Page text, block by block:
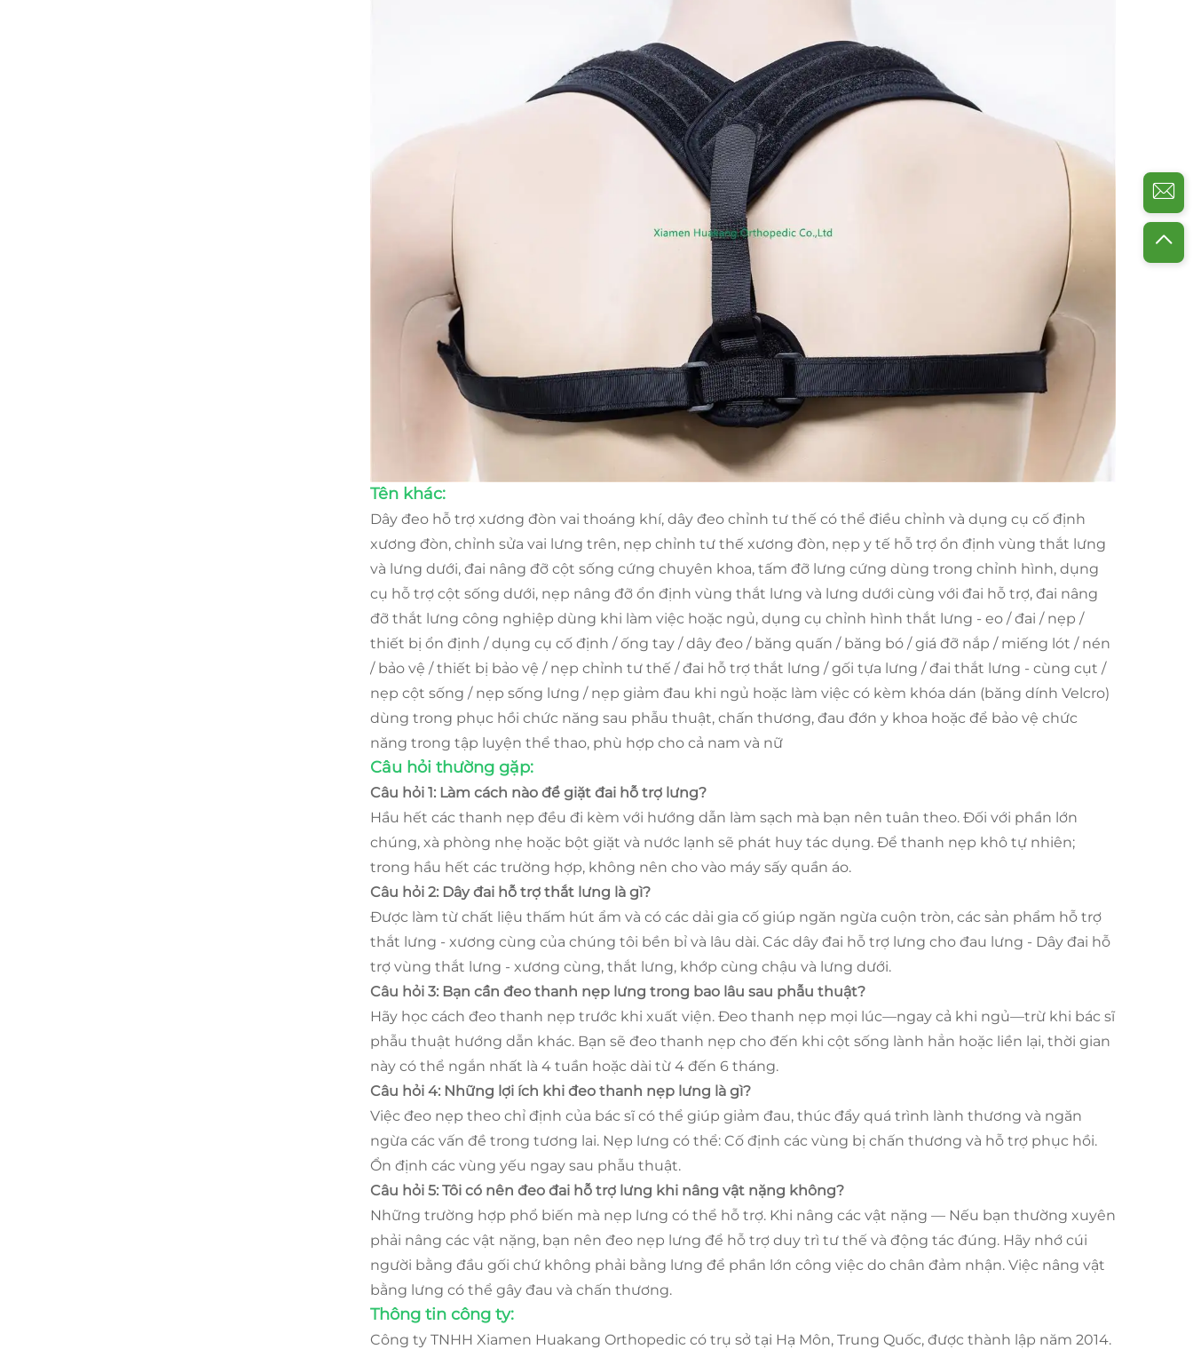
Tên khác:
Dây đeo hỗ trợ xương đòn vai thoáng khí, dây đeo chỉnh tư thế có thể điều chỉnh và dụng cụ cố định
xương đòn, chỉnh sửa vai lưng trên, nẹp chỉnh tư thế xương đòn, nẹp y tế hỗ trợ ổn định vùng thắt lưng
và lưng dưới, đai nâng đỡ cột sống cứng chuyên khoa, tấm đỡ lưng cứng dùng trong chỉnh hình, dụng
cụ hỗ trợ cột sống dưới, nẹp nâng đỡ ổn định vùng thắt lưng và lưng dưới cùng với đai hỗ trợ, đai nâng
đỡ thắt lưng công nghiệp dùng khi làm việc hoặc ngủ, dụng cụ chỉnh hình thắt lưng - eo / đai / nẹp /
thiết bị ổn định / dụng cụ cố định / ống tay / dây đeo / băng quấn / băng bó / giá đỡ nắp / miếng lót / nén
/ bảo vệ / thiết bị bảo vệ / nẹp chỉnh tư thế / đai hỗ trợ thắt lưng / gối tựa lưng / đai thắt lưng - cùng cụt /
nẹp cột sống / nẹp sống lưng / nẹp giảm đau khi ngủ hoặc làm việc có kèm khóa dán (băng dính Velcro)
dùng trong phục hồi chức năng sau phẫu thuật, chấn thương, đau đớn y khoa hoặc để bảo vệ chức
năng trong tập luyện thể thao, phù hợp cho cả nam và nữ
Câu hỏi thường gặp:
Câu hỏi 1: Làm cách nào để giặt đai hỗ trợ lưng?
Hầu hết các thanh nẹp đều đi kèm với hướng dẫn làm sạch mà bạn nên tuân theo. Đối với phần lớn
chúng, xà phòng nhẹ hoặc bột giặt và nước lạnh sẽ phát huy tác dụng. Để thanh nẹp khô tự nhiên;
trong hầu hết các trường hợp, không nên cho vào máy sấy quần áo.
Câu hỏi 2: Dây đai hỗ trợ thắt lưng là gì?
Được làm từ chất liệu thấm hút ẩm và có các dải gia cố giúp ngăn ngừa cuộn tròn, các sản phẩm hỗ trợ
thắt lưng - xương cùng của chúng tôi bền bỉ và lâu dài. Các dây đai hỗ trợ lưng cho đau lưng - Dây đai hỗ
trợ vùng thắt lưng - xương cùng, thắt lưng, khớp cùng chậu và lưng dưới.
Câu hỏi 3: Bạn cần đeo thanh nẹp lưng trong bao lâu sau phẫu thuật?
Hãy học cách đeo thanh nẹp trước khi xuất viện. Đeo thanh nẹp mọi lúc—ngay cả khi ngủ—trừ khi bác sĩ
phẫu thuật hướng dẫn khác. Bạn sẽ đeo thanh nẹp cho đến khi cột sống lành hẳn hoặc liền lại, thời gian
này có thể ngắn nhất là 4 tuần hoặc dài từ 4 đến 6 tháng.
Câu hỏi 4: Những lợi ích khi đeo thanh nẹp lưng là gì?
Việc đeo nẹp theo chỉ định của bác sĩ có thể giúp giảm đau, thúc đẩy quá trình lành thương và ngăn
ngừa các vấn đề trong tương lai. Nẹp lưng có thể: Cố định các vùng bị chấn thương và hỗ trợ phục hồi.
Ổn định các vùng yếu ngay sau phẫu thuật.
Câu hỏi 5: Tôi có nên đeo đai hỗ trợ lưng khi nâng vật nặng không?
Những trường hợp phổ biến mà nẹp lưng có thể hỗ trợ. Khi nâng các vật nặng — Nếu bạn thường xuyên
phải nâng các vật nặng, bạn nên đeo nẹp lưng để hỗ trợ duy trì tư thế và động tác đúng. Hãy nhớ cúi
người bằng đầu gối chứ không phải bằng lưng để phần lớn công việc do chân đảm nhận. Việc nâng vật
bằng lưng có thể gây đau và chấn thương.
Thông tin công ty:
Công ty TNHH Xiamen Huakang Orthopedic có trụ sở tại Hạ Môn, Trung Quốc, được thành lập năm 2014.